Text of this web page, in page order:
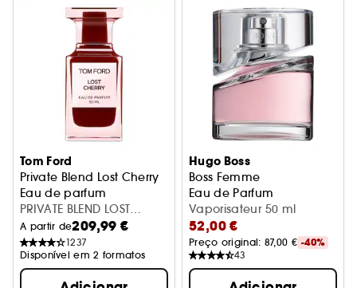
Tom Ford
Private Blend Lost Cherry
Eau de parfum
PRIVATE BLEND LOST
CHERRY EDP 30ML
A partir de209,99 €
1237
Disponível em 2 formatos
Hugo Boss
Boss Femme
Eau de Parfum
Vaporisateur 50 ml
52,00 €
Preço original: 87,00 € -40%
43